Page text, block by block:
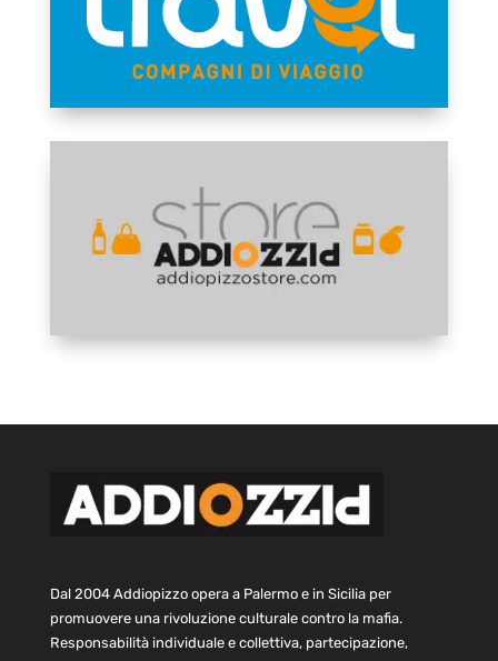
Dal 2004 Addiopizzo opera a Palermo e in Sicilia per
promuovere una rivoluzione culturale contro la mafia.
Responsabilità individuale e collettiva, partecipazione,